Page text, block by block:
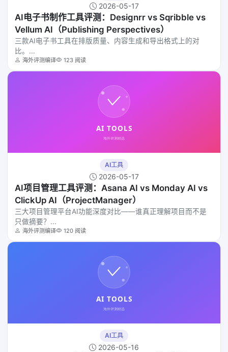
2026-05-17
AI电子书制作工具评测：Designrr vs Sqribble vs
Vellum AI（Publishing Perspectives）
三款AI电子书工具在排版质量、内容生成和导出格式上的对
比。...
海外评测编译 123 阅读
AI工具
2026-05-17
AI项目管理工具评测：Asana AI vs Monday AI vs
ClickUp AI（ProjectManager）
三大项目管理平台AI功能深度对比——谁真正理解项目而不是
只做摘要？...
海外评测编译 120 阅读
AI工具
2026-05-16